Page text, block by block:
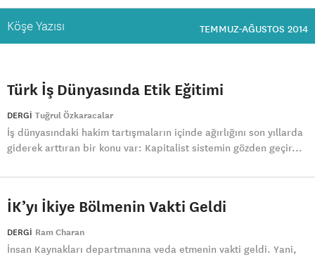
Köşe Yazısı TEMMUZ-AĞUSTOS 2014
Türk İş Dünyasında Etik Eğitimi
DERGI Tuğrul Özkaracalar
İş dünyasındaki hakim tartışmaların içinde ağırlığını son yıllarda
giderek arttıran bir konu var: Kapitalist sistemin gözden geçir...
İK’yı İkiye Bölmenin Vakti Geldi
DERGI Ram Charan
İnsan Kaynakları departmanına veda etmenin vakti geldi. Yani,